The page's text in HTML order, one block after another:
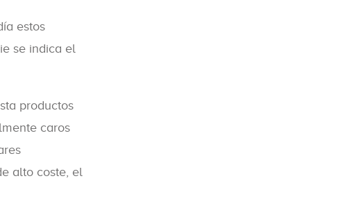
estos
se indica el
productos
caros
alto coste, el